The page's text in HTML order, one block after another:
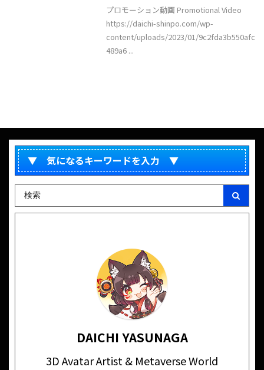
プロモーション動画 Promotional Video
https://daichi-shinpo.com/wp-
content/uploads/2023/01/9c2fda3b550afc
489a6 ...
▼ 気になるキーワードを入力 ▼
DAICHI YASUNAGA
3D Avatar Artist & Metaverse World